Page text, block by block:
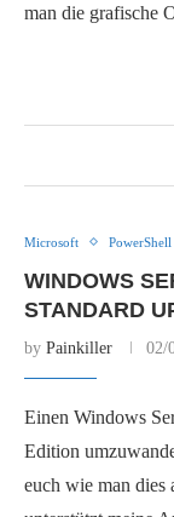
man die grafische
Microsoft PowerShell
WINDOWS
STANDARD
by Painkiller 02/
Einen Windows
Edition
euch wie man dies